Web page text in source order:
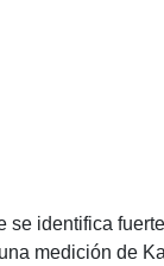
se identifica
medición de